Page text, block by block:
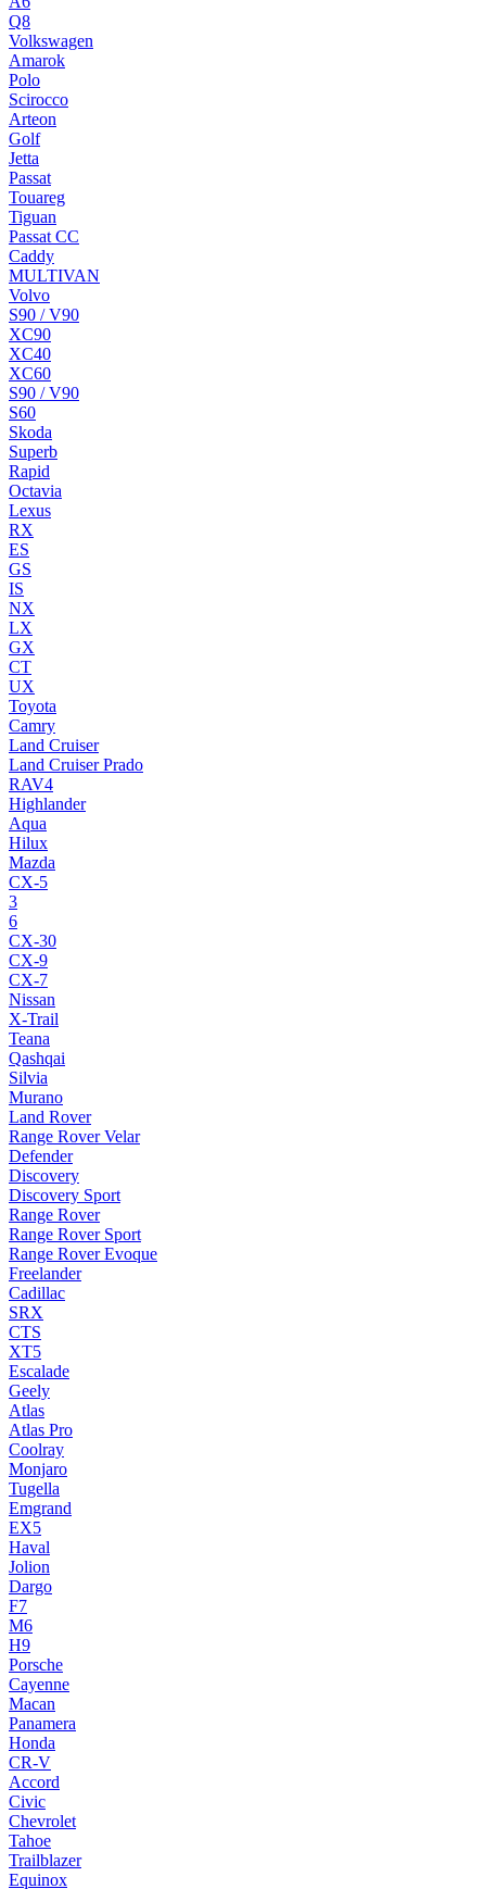
Q8
Volkswagen
Amarok
Polo
Scirocco
Arteon
Golf
Jetta
Passat
Touareg
Tiguan
Passat CC
Caddy
MULTIVAN
Volvo
S90 / V90
XC90
XC40
XC60
S90 / V90
S60
Skoda
Superb
Rapid
Octavia
Lexus
RX
ES
GS
IS
NX
LX
GX
CT
UX
Toyota
Camry
Land Cruiser
Land Cruiser Prado
RAV4
Highlander
Aqua
Hilux
Mazda
CX-5
3
6
CX-30
CX-9
CX-7
Nissan
X-Trail
Teana
Qashqai
Silvia
Murano
Land Rover
Range Rover Velar
Defender
Discovery
Discovery Sport
Range Rover
Range Rover Sport
Range Rover Evoque
Freelander
Cadillac
SRX
CTS
XT5
Escalade
Geely
Atlas
Atlas Pro
Coolray
Monjaro
Tugella
Emgrand
EX5
Haval
Jolion
Dargo
F7
M6
H9
Porsche
Cayenne
Macan
Panamera
Honda
CR-V
Accord
Civic
Chevrolet
Tahoe
Trailblazer
Equinox